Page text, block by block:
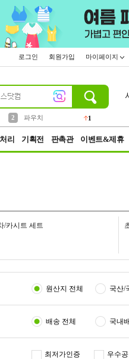
로그인 회원가입 마이페이지
2
파우치
1
리 기획전 판촉관 이벤트&제휴
/카시트 세트
원산지 전체 국산/
배송 전체 국내
최저가인증 우수